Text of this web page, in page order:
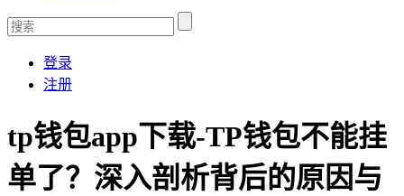
登录
注册
tp钱包app下载-TP钱包不能挂
单了？深入剖析背后的原因与